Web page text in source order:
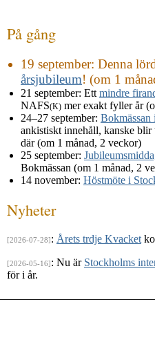
På gång
19 september: Denna
årsjubileum! (om 1
21 september: Ett mindre
NAFS(K) mer exakt fyller år
24–27 september: Bokmässan
ankistiskt innehåll, kanske
där (om 1 månad, 2 veckor)
25 september:
Bokmässan (om 1 månad, 2
14 november: Höstmöte i
Nyheter
[2026-07-28]: Årets trdje Kvacket
[2026-05-16]: Nu är Stockholms
för i år.